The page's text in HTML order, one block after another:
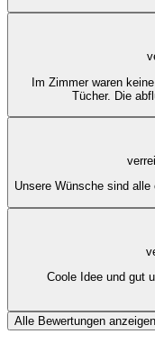
Im Zimmer waren
Tücher. Die
Unsere Wünsche sind
Coole Idee und gut
Alle Bewertungen anzeigen